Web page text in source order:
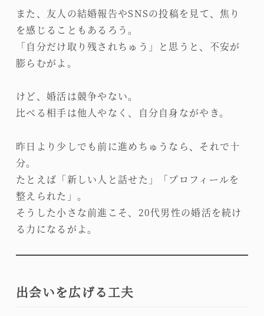
また、友人の結婚報告やSNSの投稿を見て、焦り
を感じることもあるろう。
「自分だけ取り残されちゅう」と思うと、不安が
膨らむがよ。
けど、婚活は競争やない。
比べる相手は他人やなく、自分自身ながやき。
昨日より少しでも前に進めちゅうなら、それで十
分。
たとえば「新しい人と話せた」「プロフィールを
整えられた」。
そうした小さな前進こそ、20代男性の婚活を続け
る力になるがよ。
出会いを広げる工夫